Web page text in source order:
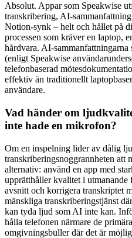
Absolut. Appar som Speakwise
transkribering, AI-
Notion-synk – helt och hållet på
processen som kräver en laptop,
hårdvara. AI-
(enligt Speakwise
telefonbaserad
effektiv än traditionellt
användare.
Vad händer om
inte hade en mikrofon?
Om en inspelning lider av dålig
transkriberingsnoggrannheten att
alternativ: använd en app med
upprätthåller kvalitet i utmanande
avsnitt och korrigera transkriptet
mänskliga transkriberingstjänst
kan tyda ljud som AI inte kan.
hålla telefonen närmare de
omgivningsbuller där det är